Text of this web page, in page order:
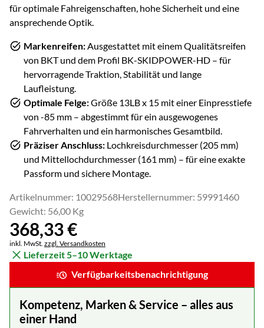
für optimale Fahreigenschaften, hohe Sicherheit und eine
ansprechende Optik.
Markenreifen: Ausgestattet mit einem Qualitätsreifen
von BKTund dem Profil BK-SKIDPOWER-HD – für
hervorragende Traktion, Stabilität und lange
Laufleistung.
Optimale Felge:Größe 13LB x 15 mit einer Einpresstiefe
von -85 mm – abgestimmt für ein ausgewogenes
Fahrverhalten und ein harmonisches Gesamtbild.
Präziser Anschluss: Lochkreisdurchmesser (205 mm)
und Mittellochdurchmesser (161 mm) – für eine exakte
Passform und sichere Montage.
Artikelnummer: 10029568Herstellernummer: 59991460
Gewicht: 56,00 Kg
368,33€
Steuerhinweis:
inkl. MwSt. zzgl. Versandkosten
Lieferzeit 5–10 Werktage
Verfügbarkeitsbenachrichtigung
Kompetenz, Marken & Service – alles aus
einer Hand